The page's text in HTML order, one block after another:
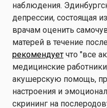
наблюдения.
депрессии, состоящая
врачам оценить
матерей в течение
рекомендует что "все
медицинские
акушерскую помощь,
настроения и
скрининг на